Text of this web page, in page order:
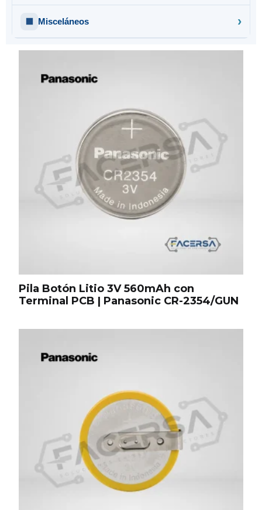
Misceláneos
Pila Botón Litio 3V 560mAh con
Terminal PCB | Panasonic CR-2354/GUN